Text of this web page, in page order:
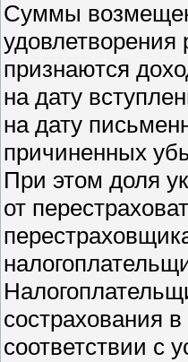
Суммы
признаются
на дату
на дату
причиненных
При этом доля
от
сострахования
соответствии с